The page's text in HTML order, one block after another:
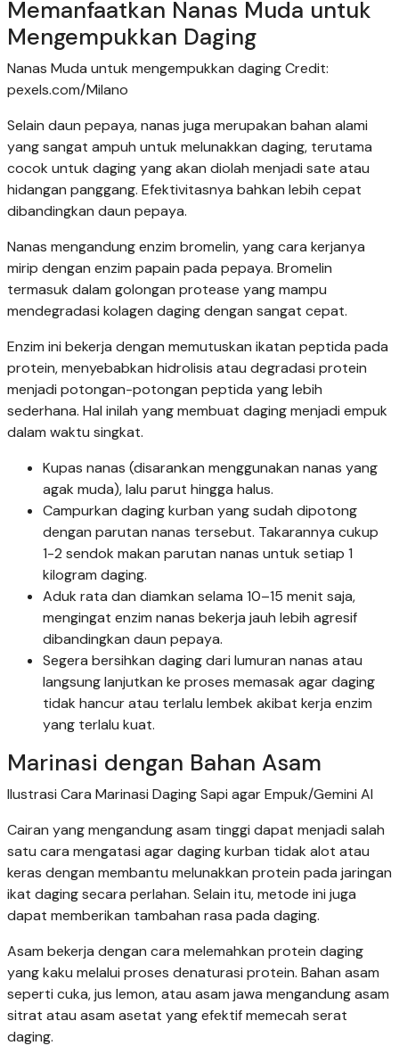
Memanfaatkan Nanas Muda untuk
Mengempukkan Daging
Nanas Muda untuk mengempukkan daging Credit:
pexels.com/Milano
Selain daun pepaya, nanas juga merupakan bahan alami
yang sangat ampuh untuk melunakkan daging, terutama
cocok untuk daging yang akan diolah menjadi sate atau
hidangan panggang. Efektivitasnya bahkan lebih cepat
dibandingkan daun pepaya.
Nanas mengandung enzim bromelin, yang cara kerjanya
mirip dengan enzim papain pada pepaya. Bromelin
termasuk dalam golongan protease yang mampu
mendegradasi kolagen daging dengan sangat cepat.
Enzim ini bekerja dengan memutuskan ikatan peptida pada
protein, menyebabkan hidrolisis atau degradasi protein
menjadi potongan-potongan peptida yang lebih
sederhana. Hal inilah yang membuat daging menjadi empuk
dalam waktu singkat.
Kupas nanas (disarankan menggunakan nanas yang
agak muda), lalu parut hingga halus.
Campurkan daging kurban yang sudah dipotong
dengan parutan nanas tersebut. Takarannya cukup
1-2 sendok makan parutan nanas untuk setiap 1
kilogram daging.
Aduk rata dan diamkan selama 10–15 menit saja,
mengingat enzim nanas bekerja jauh lebih agresif
dibandingkan daun pepaya.
Segera bersihkan daging dari lumuran nanas atau
langsung lanjutkan ke proses memasak agar daging
tidak hancur atau terlalu lembek akibat kerja enzim
yang terlalu kuat.
Marinasi dengan Bahan Asam
Ilustrasi Cara Marinasi Daging Sapi agar Empuk/Gemini AI
Cairan yang mengandung asam tinggi dapat menjadi salah
satu cara mengatasi agar daging kurban tidak alot atau
keras dengan membantu melunakkan protein pada jaringan
ikat daging secara perlahan. Selain itu, metode ini juga
dapat memberikan tambahan rasa pada daging.
Asam bekerja dengan cara melemahkan protein daging
yang kaku melalui proses denaturasi protein. Bahan asam
seperti cuka, jus lemon, atau asam jawa mengandung asam
sitrat atau asam asetat yang efektif memecah serat
daging.